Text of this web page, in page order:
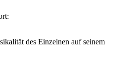
des Einzelnen auf seinem